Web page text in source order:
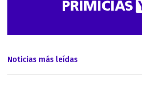
Noticias más leídas